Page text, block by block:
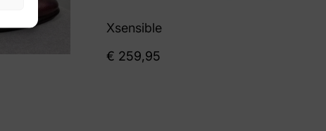
Xsensible
€ 259,95